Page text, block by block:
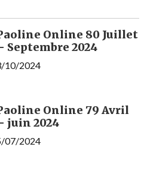
Online 80 Juillet
Septembre 2024
10/2024
Online 79 Avril
juin 2024
07/2024